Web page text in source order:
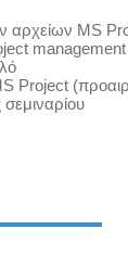
αρχείων MS
Project